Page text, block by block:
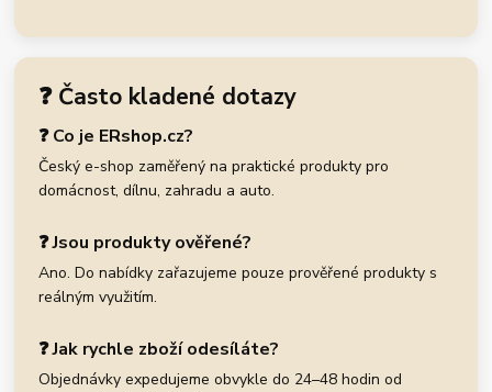
❓ Často kladené dotazy
❓ Co je ERshop.cz?
Český e-shop zaměřený na praktické produkty pro
domácnost, dílnu, zahradu a auto.
❓ Jsou produkty ověřené?
Ano. Do nabídky zařazujeme pouze prověřené produkty s
reálným využitím.
❓ Jak rychle zboží odesíláte?
Objednávky expedujeme obvykle do 24–48 hodin od